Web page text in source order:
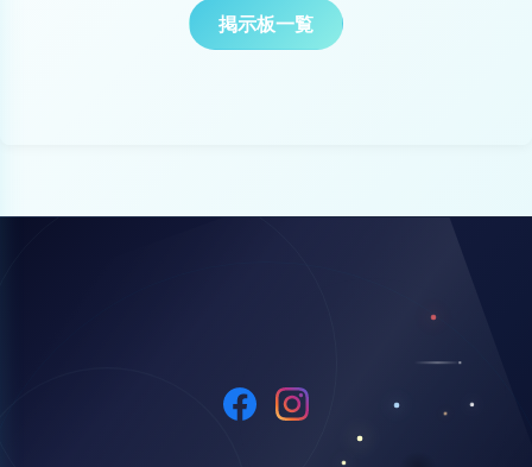
掲示板一覧